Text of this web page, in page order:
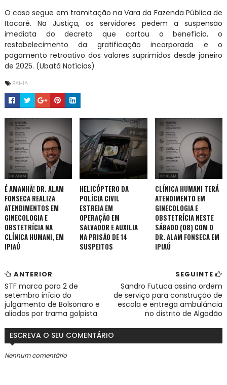
O caso segue em tramitação na Vara da Fazenda Pública de
Itacaré. Na Justiça, os servidores pedem a suspensão
imediata do decreto que cortou o benefício, o
restabelecimento da gratificação incorporada e o
pagamento retroativo dos valores suprimidos desde janeiro
de 2025. (Ubatã Notícias)
BAHIA
É AMANHÃ! DR. ALAM
FONSECA REALIZA
ATENDIMENTOS EM
GINECOLOGIA E
OBSTETRÍCIA NA
CLÍNICA HUMANI, EM
IPIAÚ
HELICÓPTERO DA
POLÍCIA CIVIL
ESTREIA EM
OPERAÇÃO EM
SALVADOR E AUXILIA
NA PRISÃO DE 14
SUSPEITOS
CLÍNICA HUMANI TERÁ
ATENDIMENTO EM
GINECOLOGIA E
OBSTETRÍCIA NESTE
SÁBADO (08) COM O
DR. ALAM FONSECA EM
IPIAÚ
SEGUINTE
Sandro Futuca assina ordem
de serviço para construção de
escola e entrega ambulância
no distrito de Algodão
ANTERIOR
STF marca para 2 de
setembro início do
julgamento de Bolsonaro e
aliados por trama golpista
ESCREVA O SEU COMENTÁRIO
Nenhum comentário